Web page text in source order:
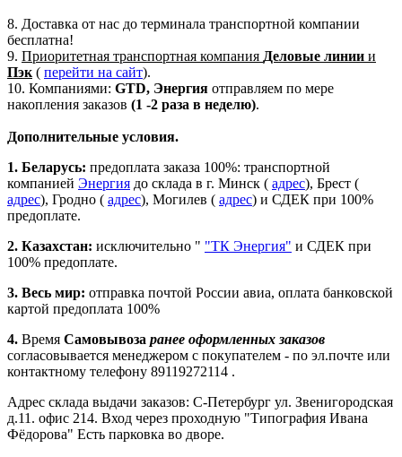
8. Доставка от нас до терминала транспортной компании
бесплатна!
9. Приоритетная транспортная компания Деловые линии и
Пэк ( перейти на сайт).
10. Компаниями: GTD, Энергия отправляем по мере
накопления заказов (1 -2 раза в неделю).
Дополнительные условия.
1. Беларусь: предоплата заказа 100%: транспортной
компанией Энергия до склада в г. Минск ( адрес), Брест (
адрес), Гродно ( адрес), Могилев ( адрес) и СДЕК при 100%
предоплате.
2. Казахстан: исключительно " "ТК Энергия" и СДЕК при
100% предоплате.
3. Весь мир: отправка почтой России авиа, оплата банковской
картой предоплата 100%
4. Время Самовывоза ранее оформленных заказов
согласовывается менеджером с покупателем - по эл.почте или
контактному телефону 89119272114 .
Адрес склада выдачи заказов: С-Петербург ул. Звенигородская
д.11. офис 214. Вход через проходную "Типография Ивана
Фёдорова" Есть парковка во дворе.